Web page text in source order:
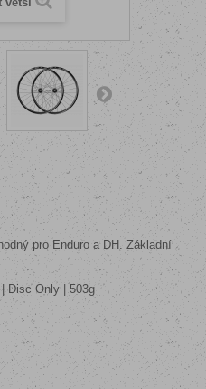
pro Enduro a DH . Základní
Disc Only | 503g